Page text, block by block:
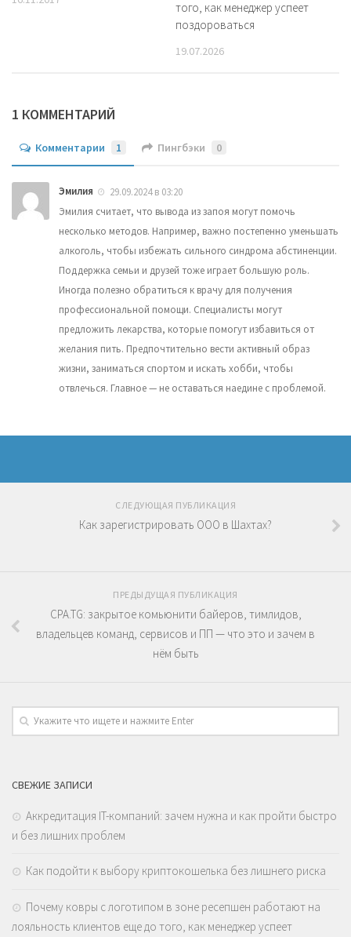
того, как менеджер успеет
поздороваться
19.07.2026
1 КОММЕНТАРИЙ
Комментарии 1 Пингбэки 0
Эмилия
29.09.2024 в 03:20
Эмилия считает, что вывода из запоя могут помочь
несколько методов. Например, важно постепенно уменьшать
алкоголь, чтобы избежать сильного синдрома абстиненции.
Поддержка семьи и друзей тоже играет большую роль.
Иногда полезно обратиться к врачу для получения
профессиональной помощи. Специалисты могут
предложить лекарства, которые помогут избавиться от
желания пить. Предпочтительно вести активный образ
жизни, заниматься спортом и искать хобби, чтобы
отвлечься. Главное — не оставаться наедине с проблемой.
СЛЕДУЮЩАЯ ПУБЛИКАЦИЯ
Как зарегистрировать ООО в Шахтах?
ПРЕДЫДУЩАЯ ПУБЛИКАЦИЯ
CPA.TG: закрытое комьюнити байеров, тимлидов,
владельцев команд, сервисов и ПП — что это и зачем в
нём быть
СВЕЖИЕ ЗАПИСИ
Аккредитация IT-компаний: зачем нужна и как пройти быстро
и без лишних проблем
Как подойти к выбору криптокошелька без лишнего риска
Почему ковры с логотипом в зоне ресепшен работают на
лояльность клиентов еще до того, как менеджер успеет